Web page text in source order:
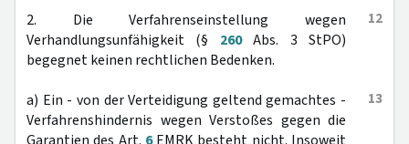
12
2. Die Verfahrenseinstellung wegen
Verhandlungsunfähigkeit (§ 260Abs. 3 StPO)
begegnet keinen rechtlichen Bedenken.
13
a) Ein - von der Verteidigung geltend gemachtes -
Verfahrenshindernis wegen Verstoßes gegen die